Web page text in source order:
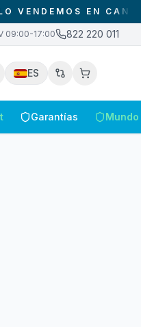
EN
09:00-17:00 822 220 011
ES
Garantías